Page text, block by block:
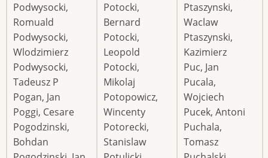
Podwysocki,
Romuald
Podwysocki,
Wlodzimierz
Podwysocki,
Tadeusz P
Pogan, Jan
Poggi, Cesare
Pogodzinski,
Bohdan
Potocki,
Bernard
Potocki,
Leopold
Potocki,
Mikolaj
Potopowicz,
Wincenty
Potorecki,
Stanislaw
Ptaszynski,
Waclaw
Ptaszynski,
Kazimierz
Puc, Jan
Pucala,
Wojciech
Pucek, Antoni
Puchala,
Tomasz